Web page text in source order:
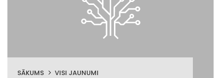
SĀKUMS VISI JAUNUMI